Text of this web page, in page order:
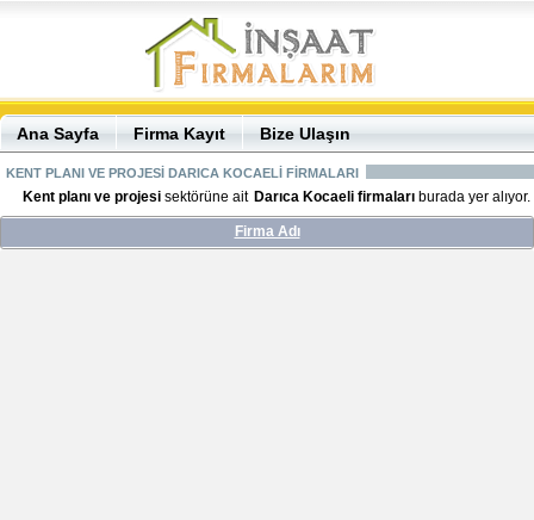
Ana Sayfa Firma Kayıt Bize Ulaşın
KENT PLANI VE PROJESİ DARICA KOCAELİ FİRMALARI
Kent planı ve projesi sektörüne ait Darıca Kocaeli firmaları burada yer alıyor.
Firma Adı